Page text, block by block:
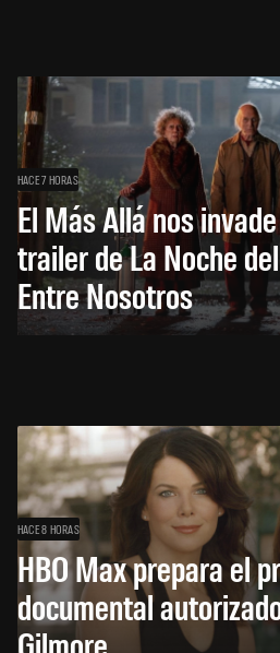
HACE 7 HORAS
El Más Allá nos
trailer de La Noche
Entre Nosotros
HACE 8 HORAS
HBO Max prepara el
documental
Gilmore